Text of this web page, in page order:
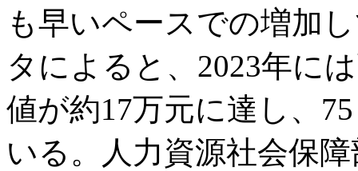
も早いペースでの増加
タによると、2023年に
値が約17万元に達し、
いる。人力資源社会保